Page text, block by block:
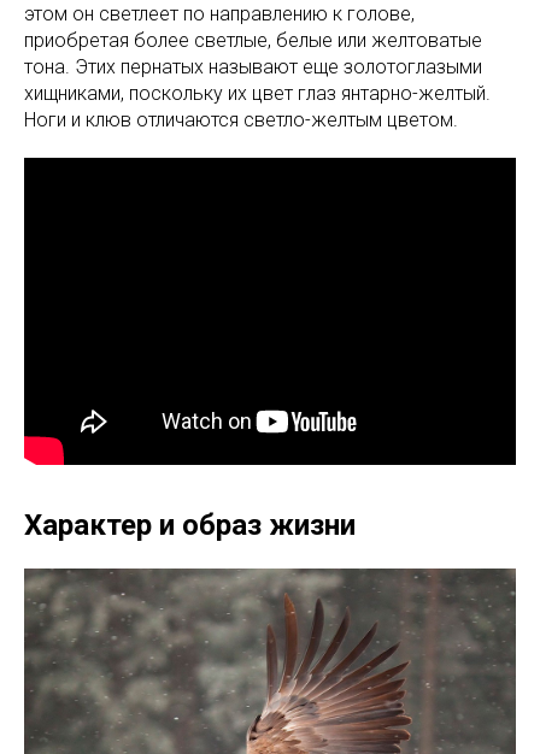
этом он светлеет по направлению к голове,
приобретая более светлые, белые или желтоватые
тона. Этих пернатых называют еще золотоглазыми
хищниками, поскольку их цвет глаз янтарно-желтый.
Ноги и клюв отличаются светло-желтым цветом.
Характер и образ жизни